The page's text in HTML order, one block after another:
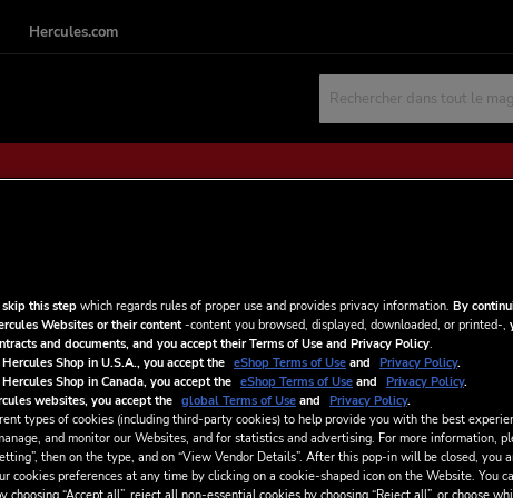
Hercules.com
Rechercher
Créer un compte a de nombreux
adresses, suivre vos commandes et
CRÉER UN COMPTE
skip this stepwhich regards rules of proper use and provides privacy information. By
Websites or their content-content you browsed, displayed, downloaded, or printed-,
and documents, and you accept their Terms of Use and Privacy Policy.
Shop in U.S.A., you accept the eShop Terms of Useand Privacy Policy.
Shop in Canada, you accept the eShop Terms of Useand Privacy Policy.
websites, you accept the global Terms of Useand Privacy Policy.
types of cookies (including third-party cookies) to help provide you with the best
and monitor our Websites, and for statistics and advertising. For more information,
then on the type, and on “View Vendor Details”. After this pop-in will be closed, you
cookies preferences at any time by clicking on a cookie-shaped icon on the Website. You
choosing “Accept all”, reject all non-essential cookies by choosing “Reject all”, or choose